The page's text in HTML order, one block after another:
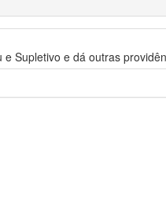
Supletivo e dá outras